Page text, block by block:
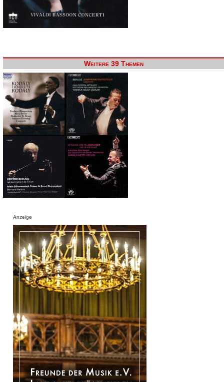
Weitere 39 Themen
Anzeige